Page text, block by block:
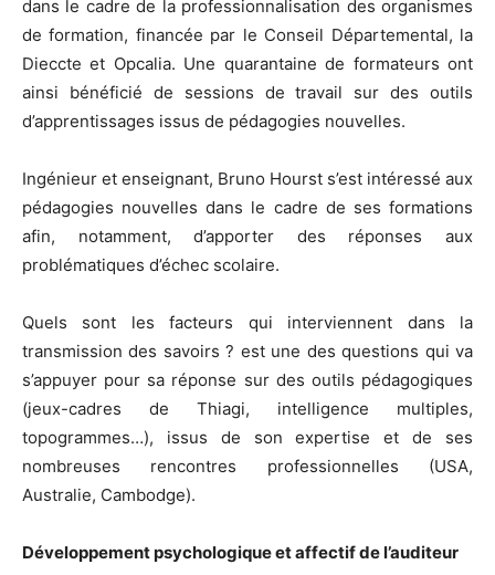
dans le cadre de la professionnalisation des organismes
de formation, financée par le Conseil Départemental, la
Dieccte et Opcalia. Une quarantaine de formateurs ont
ainsi bénéficié de sessions de travail sur des outils
d’apprentissages issus de pédagogies nouvelles.
Ingénieur et enseignant, Bruno Hourst s’est intéressé aux
pédagogies nouvelles dans le cadre de ses formations
afin, notamment, d’apporter des réponses aux
problématiques d’échec scolaire.
Quels sont les facteurs qui interviennent dans la
transmission des savoirs ? est une des questions qui va
s’appuyer pour sa réponse sur des outils pédagogiques
(jeux-cadres de Thiagi, intelligence multiples,
topogrammes…), issus de son expertise et de ses
nombreuses rencontres professionnelles (USA,
Australie, Cambodge).
Développement psychologique et affectif de l’auditeur